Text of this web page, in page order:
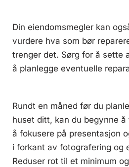
Din eiendomsmegler kan
vurdere hva som bør
trenger det. Sørg for å sette
å planlegge eventuelle
Rundt en måned før du
huset ditt, kan du begynne
å fokusere på presentasjon
i forkant av fotografering og
Reduser rot til et minimum